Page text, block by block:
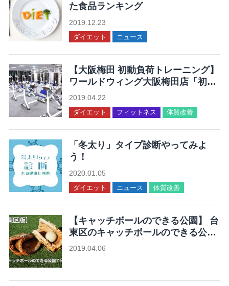
た食品ランキング
2019.12.23
ダイエット ニュース
【大阪梅田 初動負荷トレーニング】
ワールドウィング大阪梅田店「初動
負荷トレーニングが体験できる」
2019.04.22
ダイエット フィットネス 体質改善
「冬太り」タイプ診断やってみよ
う！
2020.01.05
ダイエット ニュース 体質改善
【キャッチボールのできる公園】 台
東区のキャッチボールのできる公園
7ヶ所まとめ
2019.04.06